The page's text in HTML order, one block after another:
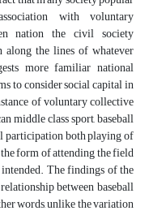
with voluntary
nation the civil society
along the lines of whatever
more familiar national
to consider social capital in
of voluntary collective
middle class sport, baseball
participation both playing of
form of attending the field
The findings of the
between baseball
words, unlike the variation